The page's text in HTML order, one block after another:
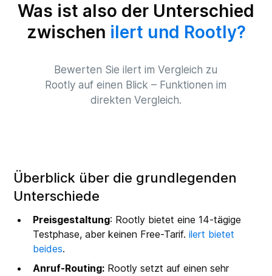
Was ist also der Unterschied
zwischen ilert und Rootly?
Bewerten Sie ilert im Vergleich zu
Rootly auf einen Blick – Funktionen im
direkten Vergleich.
Überblick über die grundlegenden
Unterschiede
Preisgestaltung: Rootly bietet eine 14-tägige
Testphase, aber keinen Free-Tarif.ilert bietet
beides.
Anruf-Routing: Rootly setzt auf einen sehr